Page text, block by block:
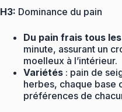
H3: Dominance du pain
Du pain frais tous
minute, assurant un
moelleux à l’intérieur.
Variétés : pain de
herbes, chaque base
préférences de